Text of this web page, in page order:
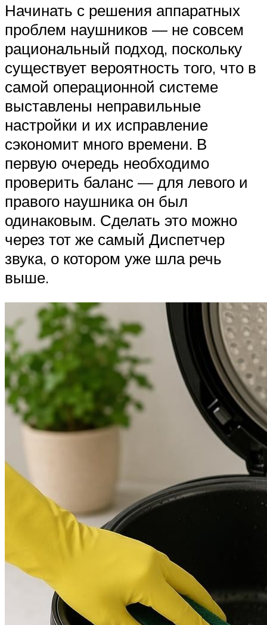
Начинать с решения аппаратных
проблем наушников — не совсем
рациональный подход, поскольку
существует вероятность того, что в
самой операционной системе
выставлены неправильные
настройки и их исправление
сэкономит много времени. В
первую очередь необходимо
проверить баланс — для левого и
правого наушника он был
одинаковым. Сделать это можно
через тот же самый Диспетчер
звука, о котором уже шла речь
выше.